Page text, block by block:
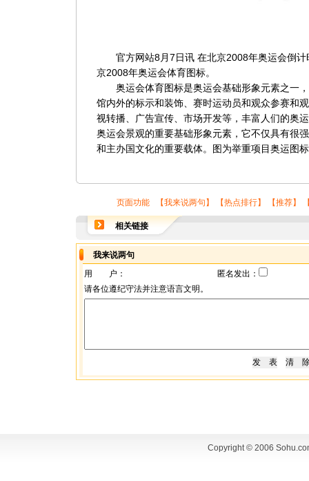
官方网站8月7日讯 在北京2008年奥运会倒计
京2008年奥运会体育图标。
奥运会体育图标是奥运会基础形象元素之一，
馆内外的标示和装饰、赛时运动员和观众参赛和
视转播、广告宣传、市场开发等，丰富人们的奥
奥运会景观的重要基础形象元素，它不仅具有很
和主办国文化的重要载体。图为举重项目奥运图
页面功能 【我来说两句 】 【热点排行】 【推荐】
相关链接
我来说两句
用 户：
匿名发出：
请各位遵纪守法并注意语言文明。
Copyright © 2006